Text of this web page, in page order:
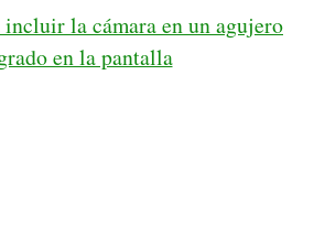
la cámara en un agujero
en la pantalla